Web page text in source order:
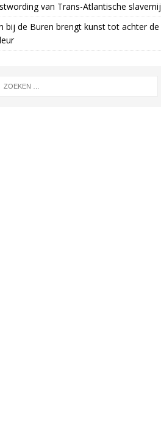
van Trans-Atlantische slavernij
bij de Buren brengt kunst tot achter de